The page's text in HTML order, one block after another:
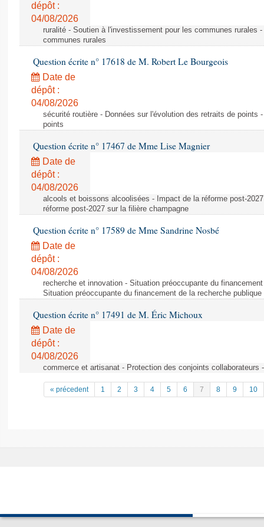
dépôt :
04/08/2026
ruralité - Soutien à l'investissement pour les communes rurales
communes rurales
Question écrite n° 17618 de M. Robert Le Bourgeois
Date de
dépôt :
04/08/2026
sécurité routière - Données sur l'évolution des retraits de points
points
Question écrite n° 17467 de Mme Lise Magnier
Date de
dépôt :
04/08/2026
alcools et boissons alcoolisées - Impact de la réforme post-
réforme post-2027 sur la filière champagne
Question écrite n° 17589 de Mme Sandrine Nosbé
Date de
dépôt :
04/08/2026
recherche et innovation - Situation préoccupante du
Situation préoccupante du financement de la recherche publique
Question écrite n° 17491 de M. Éric Michoux
Date de
dépôt :
04/08/2026
commerce et artisanat - Protection des conjoints collaborateurs
« précedent 1 2 3 4 5 6 7 8 9 10